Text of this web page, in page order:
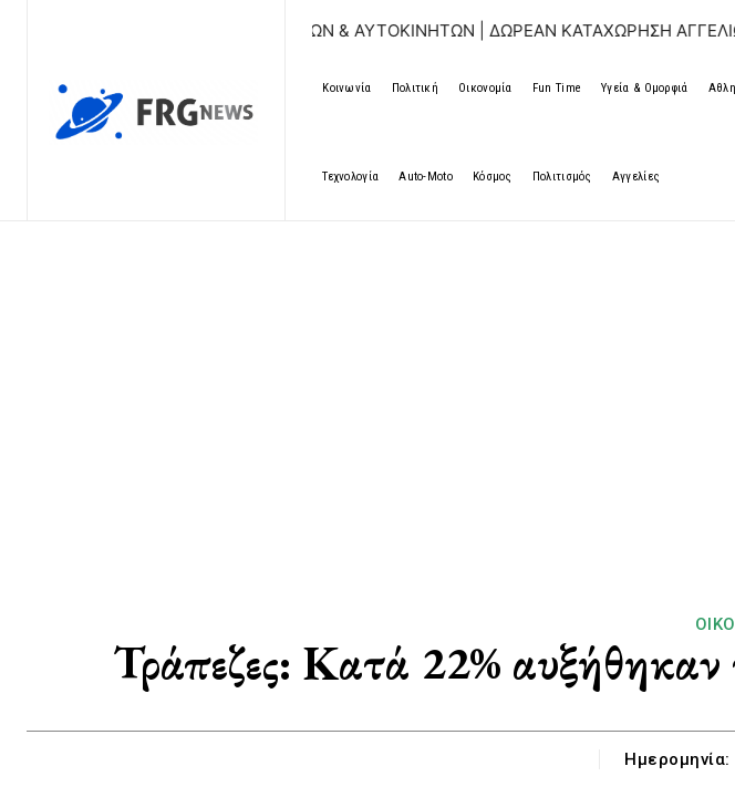
ΑΓΓΕΛΙΩΝ ΑΚΙΝΗΤΩΝ & ΑΥΤΟΚΙΝΗΤΩΝ | ΔΩΡΕΑΝ ΚΑΤΑΧΩΡΗΣΗ ΑΓΓΕΛΙΩΝ
Κοινωνία Πολιτική Οικονομία Fun Time Υγεία & Ομορφιά
Τεχνολογία Auto-Moto Κόσμος Πολιτισμός Αγγελίες
Τράπεζες: Κατά 22%
Ημερομηνία: